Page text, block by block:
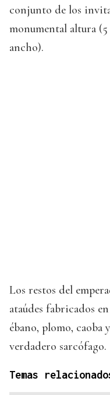
conjunto de los
monumental altura
ancho).
Los restos del
ataúdes fabricados
ébano, plomo, caoba
verdadero sarcófago.
Temas